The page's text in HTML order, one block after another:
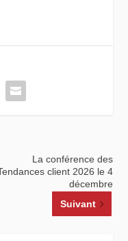
La conférence des
client 2026 le 4
décembre
Suivant